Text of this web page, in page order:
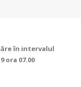
în intervalul
ora 07.00